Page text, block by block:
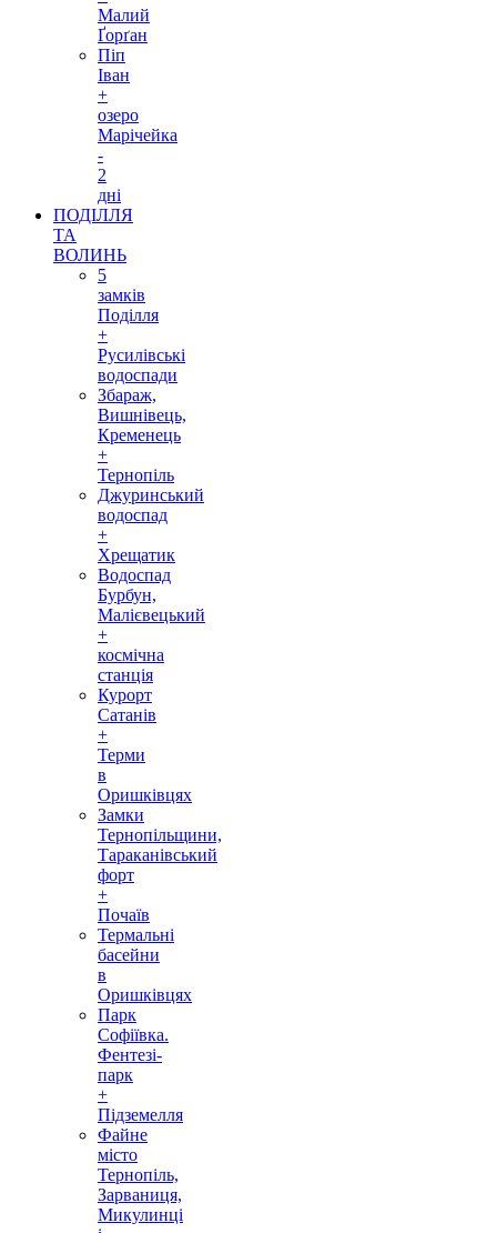
Малий
Ґорґан
Піп
Іван
+
озеро
Марічейка
-
2
дні
ПОДІЛЛЯ
ТА
ВОЛИНЬ
5
замків
Поділля
+
Русилівські
водоспади
Збараж,
Вишнівець,
Кременець
+
Тернопіль
Джуринський
водоспад
+
Хрещатик
Водоспад
Бурбун,
Малієвецький
+
космічна
станція
Курорт
Сатанів
+
Терми
в
Оришківцях
Замки
Тернопільщини,
Тараканівський
форт
+
Почаїв
Термальні
басейни
в
Оришківцях
Парк
Софіївка.
Фентезі-
парк
+
Підземелля
Файне
місто
Тернопіль,
Зарваниця,
Микулинці